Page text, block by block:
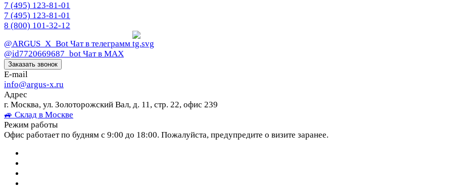
7 (495) 123-81-01
7 (495) 123-81-01
8 (800) 101-32-12
@ARGUS_X_Bot Чат в телеграмм
@id7720669687_bot Чат в МАХ
Заказать звонок
E-mail
info@argus-x.ru
Адрес
г. Москва, ул. Золоторожский Вал, д. 11, стр. 22, офис 239
🚙 Склад в Москве
Режим работы
Офис работает по будням с 9:00 до 18:00. Пожалуйста, предупредите о визите заранее.